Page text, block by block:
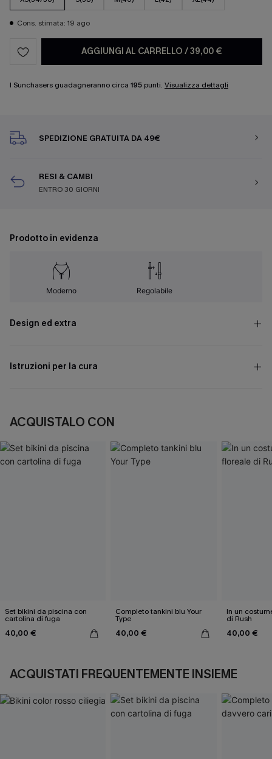
Cons. stimata: 19 ago
AGGIUNGI AL CARRELLO /39,00 €
I Sunchasers guadagneranno circa 195 punti. Visualizza dettagli
SPEDIZIONE GRATUITA DA 49€
RESI & CAMBI
ENTRO 30 GIORNI
Prodotto in evidenza
Moderno Regolabile
Design ed extra
Istruzioni per la cura
ACQUISTALO CON
Set bikini da piscina con
cartolina di fuga
40,00 €
Completo tankini blu Your
Type
40,00 €
In un
di Rush
40,00 €
ACQUISTATI FREQUENTEMENTE INSIEME